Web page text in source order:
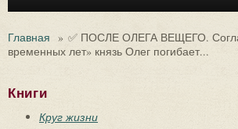
Главная » ✅ ПОСЛЕ ОЛЕГА ВЕЩЕГО.
временных лет» князь Олег погибает...
Книги
Круг жизни